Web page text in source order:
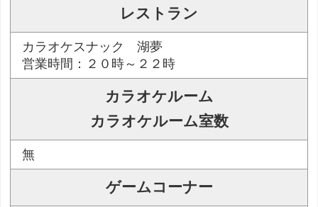
レストラン
カラオケスナック 湖夢
営業時間：２０時～２２時
カラオケルーム
カラオケルーム室数
無
ゲームコーナー